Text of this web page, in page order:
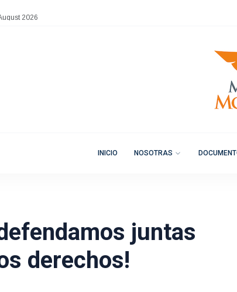
2026
INICIO NOSOTRAS
juntas
derechos!